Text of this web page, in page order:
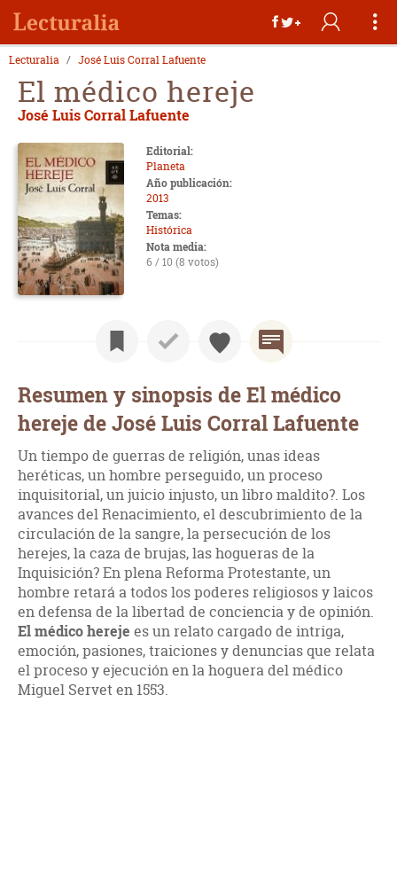
Lecturalia José Luis Corral Lafuente
El médico hereje
José Luis Corral Lafuente
Editorial:
Planeta
Año publicación:
2013
Temas:
Histórica
Nota media:
6 / 10 (8 votos)
Resumen y sinopsis de El médico
hereje de José Luis Corral Lafuente
Un tiempo de guerras de religión, unas ideas
heréticas, un hombre perseguido, un proceso
inquisitorial, un juicio injusto, un libro maldito?. Los
avances del Renacimiento, el descubrimiento de la
circulación de la sangre, la persecución de los
herejes, la caza de brujas, las hogueras de la
Inquisición? En plena Reforma Protestante, un
hombre retará a todos los poderes religiosos y laicos
en defensa de la libertad de conciencia y de opinión.
El médico hereje es un relato cargado de intriga,
emoción, pasiones, traiciones y denuncias que relata
el proceso y ejecución en la hoguera del médico
Miguel Servet en 1553.